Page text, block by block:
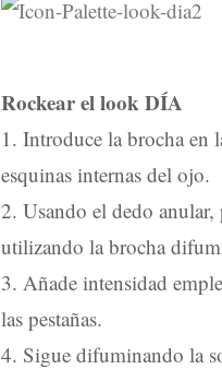
Rockear el look DÍA
1. Introduce la brocha en
esquinas internas del ojo.
2. Usando el dedo
utilizando la brocha
3. Añade intensidad
las pestañas.
4. Sigue difuminando la